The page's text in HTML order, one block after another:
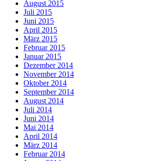
August 2015
Juli 2015
Juni 2015
April 2015
März 2015
Februar 2015
Januar 2015
Dezember 2014
November 2014
Oktober 2014
September 2014
August 2014
Juli 2014
Juni 2014
Mai 2014
April 2014
März 2014
Februar 2014